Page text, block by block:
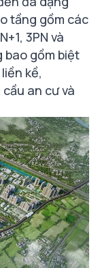
tầng gồm các
3PN và
bao gồm biệt
kề,
an cư và